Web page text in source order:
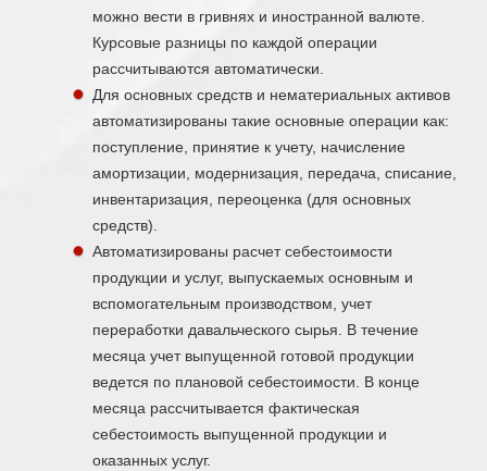
можно вести в гривнях и иностранной валюте.
Курсовые разницы по каждой операции
рассчитываются автоматически.
Для основных средств и нематериальных активов
автоматизированы такие основные операции как:
поступление, принятие к учету, начисление
амортизации, модернизация, передача, списание,
инвентаризация, переоценка (для основных
средств).
Автоматизированы расчет себестоимости
продукции и услуг, выпускаемых основным и
вспомогательным производством, учет
переработки давальческого сырья. В течение
месяца учет выпущенной готовой продукции
ведется по плановой себестоимости. В конце
месяца рассчитывается фактическая
себестоимость выпущенной продукции и
оказанных услуг.